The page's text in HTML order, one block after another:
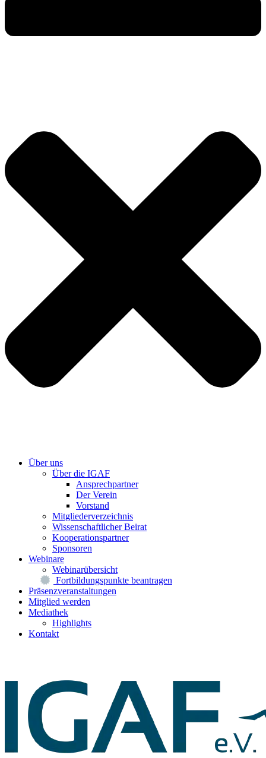
Über uns
Über die IGAF
Ansprechpartner
Der Verein
Vorstand
Mitgliederverzeichnis
Wissenschaftlicher Beirat
Kooperationspartner
Sponsoren
Webinare
Webinarübersicht
Fortbildungspunkte beantragen
Präsenzveranstaltungen
Mitglied werden
Mediathek
Highlights
Kontakt